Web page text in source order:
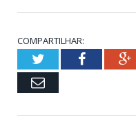
COMPARTILHAR:
TwitterFacebook
Email